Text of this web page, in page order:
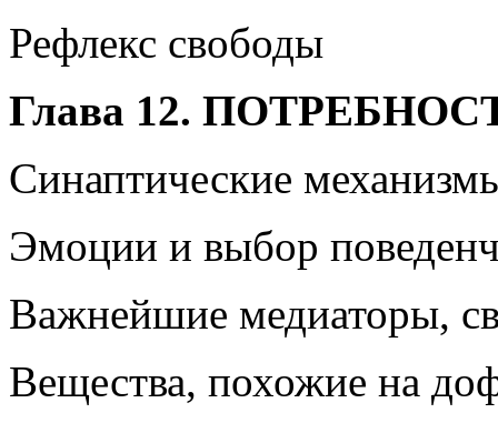
Рефлекс свободы
Глава 12.
Синаптические
Эмоции и выбор
Важнейшие медиаторы,
Вещества, похожие на